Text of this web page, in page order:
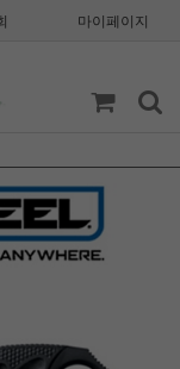
마이페이지